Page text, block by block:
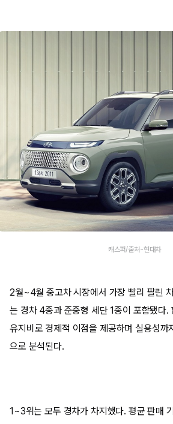
캐스퍼/출처-현대차
2월~4월 중고차 시장에서 가장 빨리 팔린
는 경차 4종과 준중형 세단 1종이 포함됐다.
유지비로 경제적 이점을 제공하며 실용성까
으로 분석된다.
1~3위는 모두 경차가 차지했다. 평균 판매